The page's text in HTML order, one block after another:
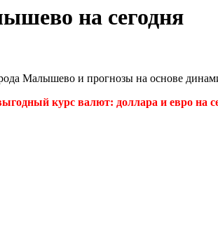
на сегодня
Малышево и прогнозы на основе
курс валют: доллара и евро на